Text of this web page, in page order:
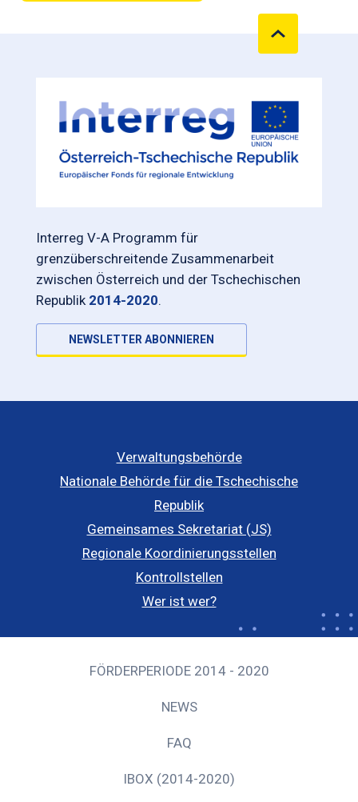
Interreg V-A Programm für
grenzüberschreitende Zusammenarbeit
zwischen Österreich und der Tschechischen
Republik 2014-2020.
NEWSLETTER ABONNIEREN
Verwaltungsbehörde
Nationale Behörde für die Tschechische
Republik
Gemeinsames Sekretariat (JS)
Regionale Koordinierungsstellen
Kontrollstellen
Wer ist wer?
FÖRDERPERIODE 2014 - 2020
NEWS
FAQ
IBOX (2014-2020)